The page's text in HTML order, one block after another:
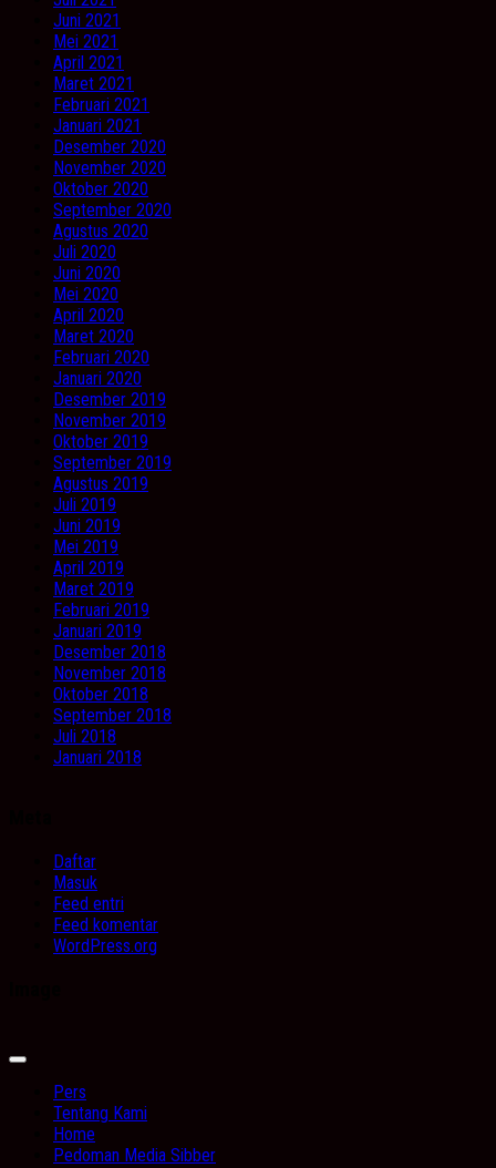
Juni 2021
Mei 2021
April 2021
Maret 2021
Februari 2021
Januari 2021
Desember 2020
November 2020
Oktober 2020
September 2020
Agustus 2020
Juli 2020
Juni 2020
Mei 2020
April 2020
Maret 2020
Februari 2020
Januari 2020
Desember 2019
November 2019
Oktober 2019
September 2019
Agustus 2019
Juli 2019
Juni 2019
Mei 2019
April 2019
Maret 2019
Februari 2019
Januari 2019
Desember 2018
November 2018
Oktober 2018
September 2018
Juli 2018
Januari 2018
Daftar
Masuk
Feed entri
Feed komentar
WordPress.org
Expand
Pers
Tentang Kami
Home
Pedoman Media Sibber